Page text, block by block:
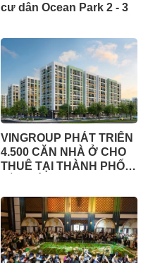
cư dân Ocean Park 2 - 3
VINGROUP PHÁT TRIỂN
4.500 CĂN NHÀ Ở CHO
THUÊ TẠI THÀNH PHỐ